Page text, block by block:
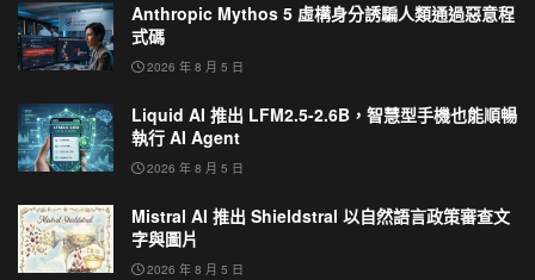
Anthropic Mythos 5 虛構身分誘騙人類通過惡意程
式碼
2026 年 8 月 5 日
Liquid AI 推出 LFM2.5-2.6B，智慧型手機也能順暢
執行 AI Agent
2026 年 8 月 5 日
Mistral AI 推出 Shieldstral 以自然語言政策審查文
字與圖片
2026 年 8 月 5 日